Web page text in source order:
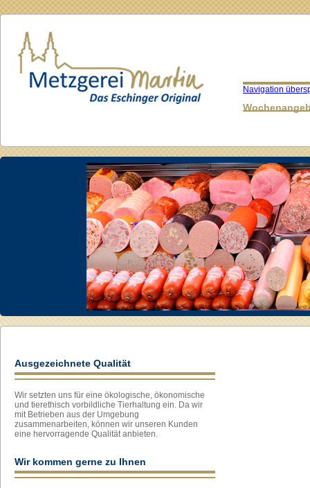
Navigation
Ausgezeichnete Qualität
Wir setzten uns für eine ökologische, ökonomische
und tierethisch vorbildliche Tierhaltung ein. Da wir
mit Betrieben aus der Umgebung
zusammenarbeiten, können wir unseren Kunden
eine hervorragende Qualität anbieten.
Wir kommen gerne zu Ihnen